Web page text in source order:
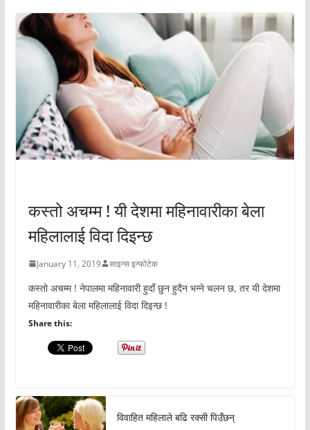
कस्तो अचम्म ! यी देशमा महिनावारीका बेला
महिलालाई विदा दिइन्छ
January 11, 2019 साइन्स इन्फोटेक
कस्तो अचम्म ! नेपालमा महिनावारी हुदाँ छुन हुदैन भन्ने चलन छ, तर यी देशमा
महिनावारीका बेला महिलालाई विदा दिइन्छ !
Share this:
विवाहित महिलाले बढि रक्सी पिउँछन्